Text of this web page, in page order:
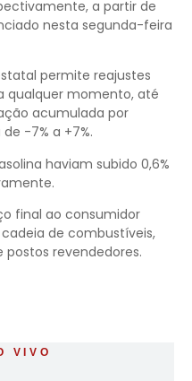
a partir de
nesta segunda-feira
permite reajustes
qualquer momento, até
acumulada por
-7% a +7%.
haviam subido 0,6%
final ao consumidor
de combustíveis,
revendedores.
VIVO